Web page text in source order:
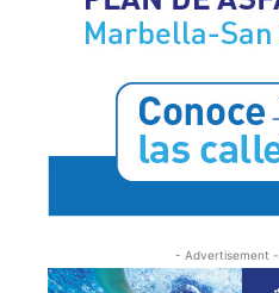
- Advertisement -